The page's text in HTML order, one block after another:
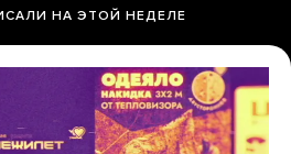
НА ЭТОЙ НЕДЕЛЕ